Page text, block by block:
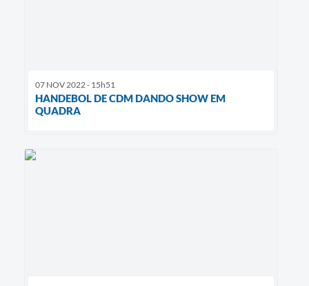
07 NOV 2022 - 15h51
HANDEBOL DE CDM DANDO SHOW EM
QUADRA